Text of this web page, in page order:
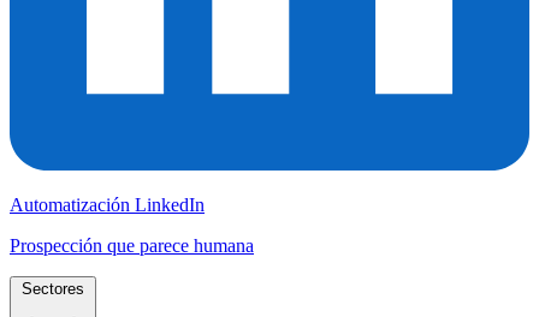
Automatización LinkedIn
Prospección que parece humana